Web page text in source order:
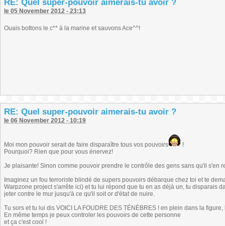
RE: Quel super-pouvoir aimerais-tu avoir ?
le 05 November 2012 - 23:13
Ouais bottons le c** à la marine et sauvons Ace^^!
RE: Quel super-pouvoir aimerais-tu avoir ?
le 06 November 2012 - 10:19
Moi mon pouvoir serait de faire disparaître tous vos pouvoirs
!
Pourquoi? Rien que pour vous énervez!
Je plaisante! Sinon comme pouvoir prendre le contrôle des gens sans qu'il s'en
Imaginez un fou terroriste blindé de supers pouvoirs débarque chez toi et te
Warpzone project s'arrête ici) et tu lui répond que tu en as déjà un, tu disparais
jeter contre le mur jusqu'à ce qu'il soit or d'état de nuire.
Tu sors et tu lui dis VOICI LA FOUDRE DES TÉNÈBRES ! en plein dans la
En même temps je peux controler les pouvoirs de cette personne
et ça c'est cool !